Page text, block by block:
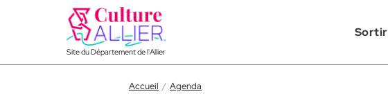
Site du Département de l'Allier
Sortir
Accueil Agenda